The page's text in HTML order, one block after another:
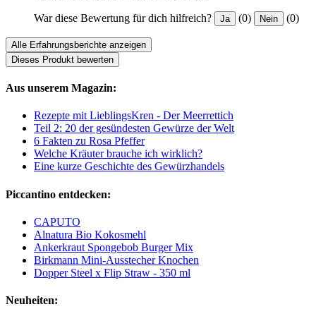
War diese Bewertung für dich hilfreich? Ja (0) Nein (0)
Alle Erfahrungsberichte anzeigen
Dieses Produkt bewerten
Aus unserem Magazin:
Rezepte mit LieblingsKren - Der Meerrettich
Teil 2: 20 der gesündesten Gewürze der Welt
6 Fakten zu Rosa Pfeffer
Welche Kräuter brauche ich wirklich?
Eine kurze Geschichte des Gewürzhandels
Piccantino entdecken:
CAPUTO
Alnatura Bio Kokosmehl
Ankerkraut Spongebob Burger Mix
Birkmann Mini-Ausstecher Knochen
Dopper Steel x Flip Straw - 350 ml
Neuheiten: